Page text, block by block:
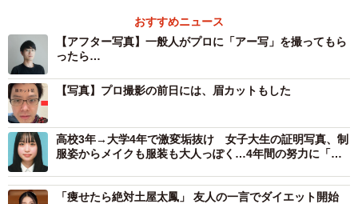
「やってみた」体験談をSNSで発信している神宮寺さん
（@jisyo_jinguji）。ある日「アー写を撮りたい」と思い立
ち、プロカメラマンをしている先輩に撮影を依頼したそう
です。理由はいたってシンプル。
「アー写に憧れがありました。アー写、撮りたくないです
か？」
撮影にあたっては、「せっかく撮影するのだから生半可な
おすすめニュース
【アフター写真】一般人がプロに「アー写」を撮ってもら
ったら…
【写真】プロ撮影の前日には、眉カットもした
高校3年→大学4年で激変垢抜け 女子大生の証明写真、制
服姿からメイクも服装も大人っぽく…4年間の努力に「尊
「痩せたら絶対土屋太鳳」 友人の一言でダイエット開始